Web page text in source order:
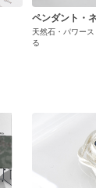
ペンダント・
天然石・パワー
る